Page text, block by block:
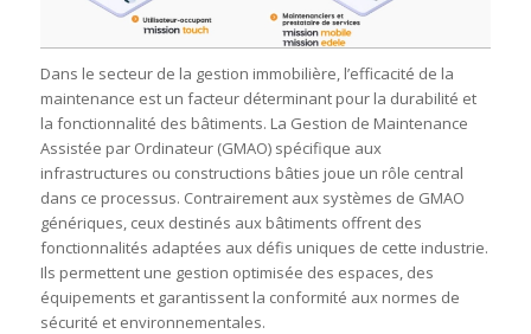
Dans le secteur de la gestion immobilière, l’efficacité de la
maintenance est un facteur déterminant pour la durabilité et
la fonctionnalité des bâtiments. La Gestion de Maintenance
Assistée par Ordinateur (GMAO) spécifique aux
infrastructures ou constructions bâties joue un rôle central
dans ce processus. Contrairement aux systèmes de GMAO
génériques, ceux destinés aux bâtiments offrent des
fonctionnalités adaptées aux défis uniques de cette industrie.
Ils permettent une gestion optimisée des espaces, des
équipements et garantissent la conformité aux normes de
sécurité et environnementales.